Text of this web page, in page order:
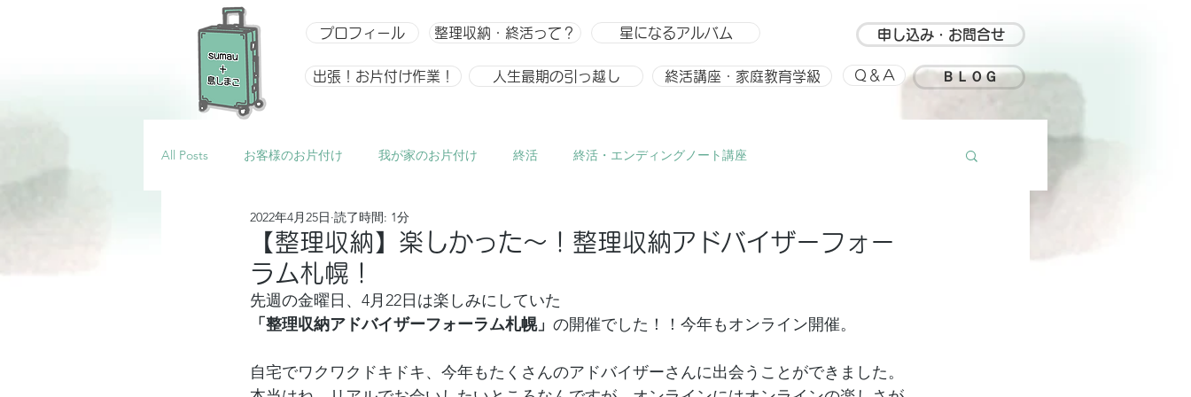
プロフィール 整理収納・終活って？ 星になるアルバム
出張！お片付け作業！ 人生最期の引っ越し 終活講座・家庭教育学級
申し込み・お問合せ
Ｑ＆Ａ ＢＬＯＧ
All Posts お客様のお片付け 我が家のお片付け 終活 終活・エンディングノート講座
整理収納アドバイザー向け講座 ひとりごと、趣味
星になるアルバム
【整理収納】楽しかった～！整理収納アドバイザーフォー
ラム札幌！
2022年4月25日 読了時間: 1分
先週の金曜日、4月22日は楽しみにしていた
「整理収納アドバイザーフォーラム札幌」 の開催でした！！今年もオンライン開催。
自宅でワクワクドキドキ、今年もたくさんのアドバイザーさんに出会うことができました。